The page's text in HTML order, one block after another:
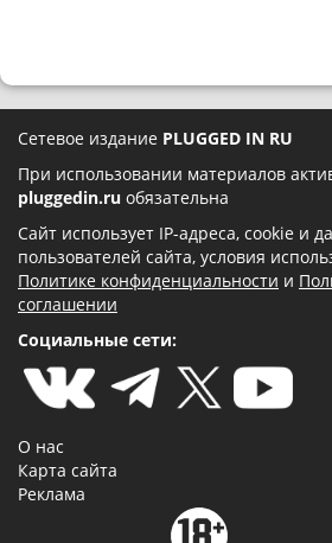
Сетевое издание PLUGGED IN RU
При использовании материалов
pluggedin.ru обязательна
Сайт использует IP-адреса, cookie и
пользователей сайта, условия
Политике конфиденциальности и
соглашении
Социальные сети:
О нас
Карта сайта
Реклама